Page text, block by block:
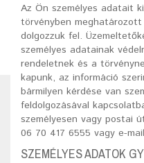
Az Ön személyes adatait
törvényben
dolgozzuk fel.
személyes adatainak
rendeletnek és a
kapunk, az információ
bármilyen kérdése van
feldolgozásával
személyesen vagy postai
06 70 417 6555 vagy e-
SZEMÉLYES ADATOK